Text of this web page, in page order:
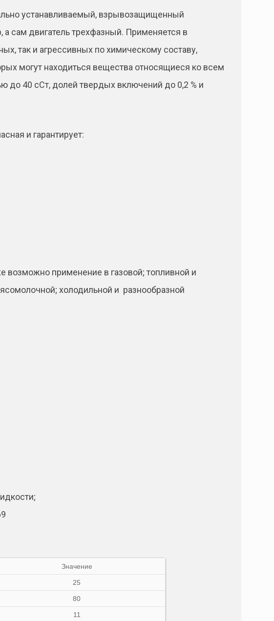
устанавливаемый, взрывозащищенный
сам двигатель трехфазный. Применяется в
так и агрессивных по химическому составу,
могут находиться вещества относящиеся ко всем
до 40 сСт, долей твердых включений до 0,2 % и
и гарантирует:
применение в газовой; топливной и
холодильной и разнообразной
Значение
25
80
11